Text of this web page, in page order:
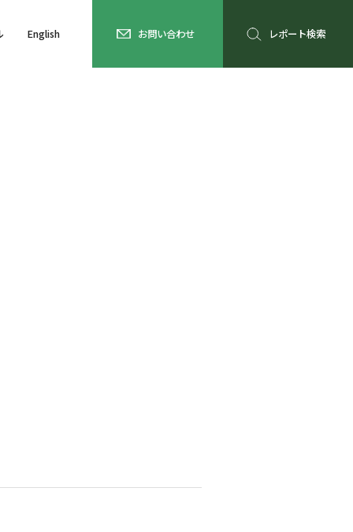
English お問い合わせ レポート検索